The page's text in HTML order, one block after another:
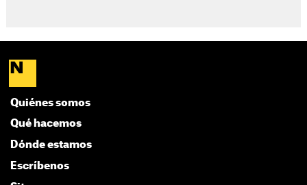
Quiénes somos
Qué hacemos
Dónde estamos
Escríbenos